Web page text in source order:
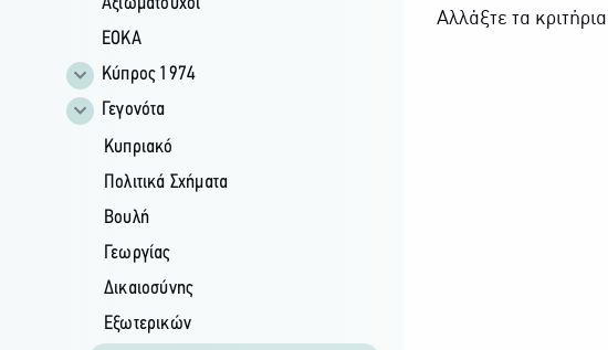
ΕΟΚΑ
Κύπρος 1974
Γεγονότα
Κυπριακό
Πολιτικά Σχήματα
Βουλή
Γεωργίας
Δικαιοσύνης
Εξωτερικών
Αλλάξτε τα